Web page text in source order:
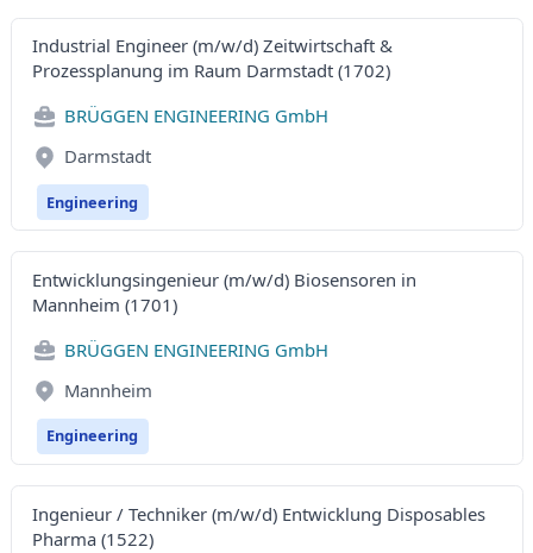
Industrial Engineer (m/w/d) Zeitwirtschaft &
Prozessplanung im Raum Darmstadt (1702)
BRÜGGEN ENGINEERING GmbH
Darmstadt
Engineering
Entwicklungsingenieur (m/w/d) Biosensoren in
Mannheim (1701)
BRÜGGEN ENGINEERING GmbH
Mannheim
Engineering
Ingenieur / Techniker (m/w/d) Entwicklung Disposables
Pharma (1522)